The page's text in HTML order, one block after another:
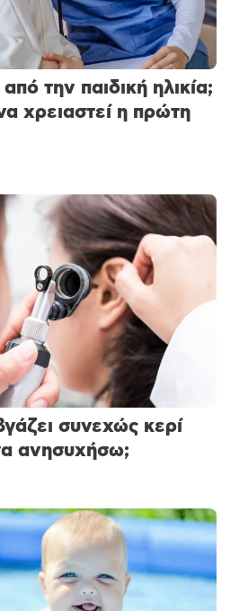
την παιδική ηλικία;
χρειαστεί η πρώτη
συνεχώς κερί
ανησυχήσω;